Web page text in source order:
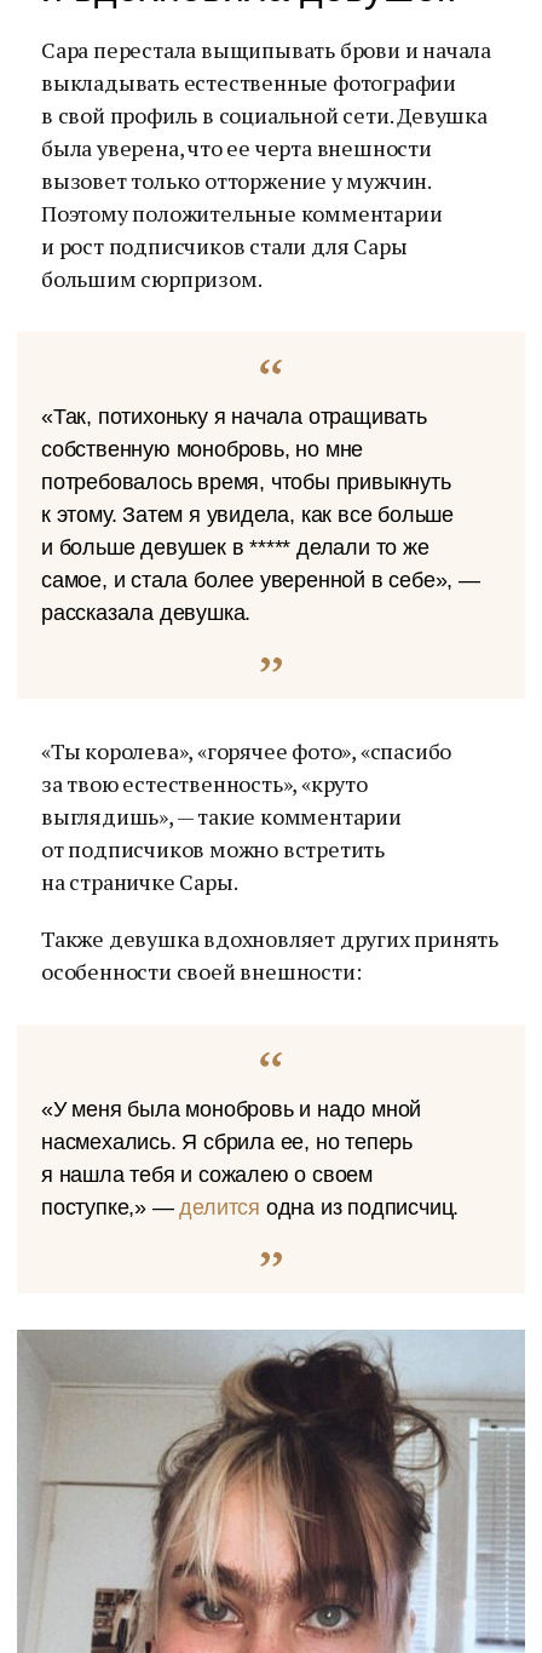
Сара перестала выщипывать брови и начала
выкладывать естественные фотографии
в свой профиль в социальной сети. Девушка
была уверена, что ее черта внешности
вызовет только отторжение у мужчин.
Поэтому положительные комментарии
и рост подписчиков стали для Сары
большим сюрпризом.
«Так, потихоньку я начала отращивать
собственную монобровь, но мне
потребовалось время, чтобы привыкнуть
к этому. Затем я увидела, как все больше
и больше девушек в ***** делали то же
самое, и стала более уверенной в себе», —
рассказала девушка.
«Ты королева», «горячее фото», «спасибо
за твою естественность», «круто
выглядишь», — такие комментарии
от подписчиков можно встретить
на страничке Сары.
Также девушка вдохновляет других принять
особенности своей внешности:
«У меня была монобровь и надо мной
насмехались. Я сбрила ее, но теперь
я нашла тебя и сожалею о своем
поступке,» —делится одна из подписчиц.